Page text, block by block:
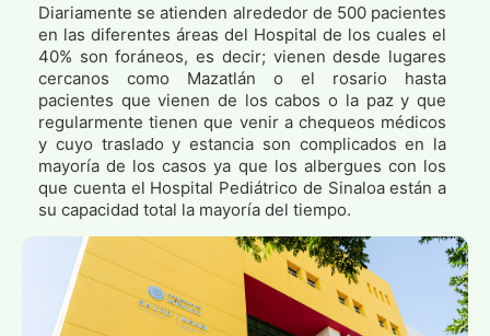
Diariamente se atienden alrededor de 500 pacientes
en las diferentes áreas del Hospital de los cuales el
40% son foráneos, es decir; vienen desde lugares
cercanos como Mazatlán o el rosario hasta
pacientes que vienen de los cabos o la paz y que
regularmente tienen que venir a chequeos médicos
y cuyo traslado y estancia son complicados en la
mayoría de los casos ya que los albergues con los
que cuenta el Hospital Pediátrico de Sinaloa están a
su capacidad total la mayoría del tiempo.